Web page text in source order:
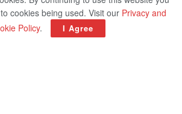
cookies being used. Visit our Privacy and
Policy. I Agree